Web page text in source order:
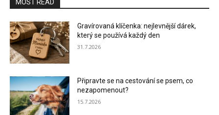
MOST READ
Gravírovaná klíčenka: nejlevnější dárek,
který se používá každý den
31.7.2026
Připravte se na cestování se psem, co
nezapomenout?
15.7.2026